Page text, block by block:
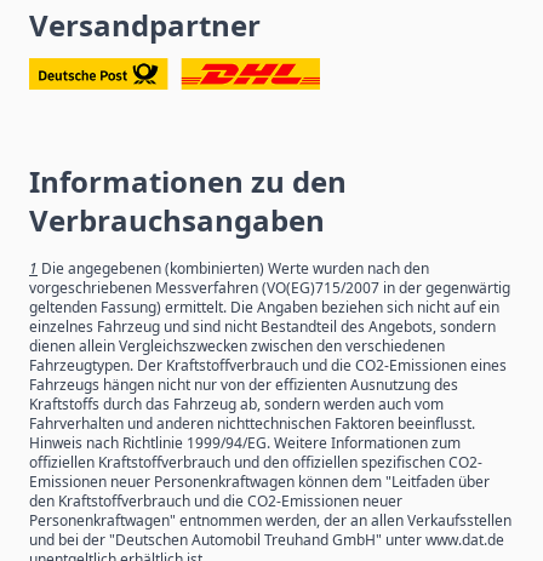
Versandpartner
Informationen zu den
Verbrauchsangaben
1 Die angegebenen (kombinierten) Werte wurden nach den
vorgeschriebenen Messverfahren (VO(EG)715/2007 in der gegenwärtig
geltenden Fassung) ermittelt. Die Angaben beziehen sich nicht auf ein
einzelnes Fahrzeug und sind nicht Bestandteil des Angebots, sondern
dienen allein Vergleichszwecken zwischen den verschiedenen
Fahrzeugtypen. Der Kraftstoffverbrauch und die CO2-Emissionen eines
Fahrzeugs hängen nicht nur von der effizienten Ausnutzung des
Kraftstoffs durch das Fahrzeug ab, sondern werden auch vom
Fahrverhalten und anderen nichttechnischen Faktoren beeinflusst.
Hinweis nach Richtlinie 1999/94/EG. Weitere Informationen zum
offiziellen Kraftstoffverbrauch und den offiziellen spezifischen CO2-
Emissionen neuer Personenkraftwagen können dem "Leitfaden über
den Kraftstoffverbrauch und die CO2-Emissionen neuer
Personenkraftwagen" entnommen werden, der an allen Verkaufsstellen
und bei der "Deutschen Automobil Treuhand GmbH" unter www.dat.de